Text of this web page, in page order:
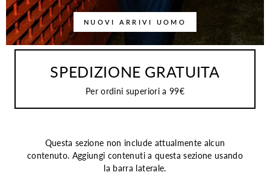
NUOVI ARRIVI UOMO
SPEDIZIONE GRATUITA
Per ordini superiori a 99€
Questa sezione non include attualmente alcun
contenuto. Aggiungi contenuti a questa sezione usando
la barra laterale.